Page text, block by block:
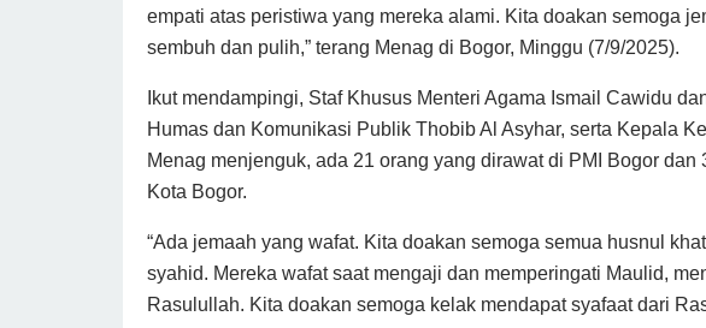
empati atas peristiwa yang mereka alami. Kita doakan semoga
sembuh dan pulih,” terang Menag di Bogor, Minggu (7/9/2025).
Ikut mendampingi, Staf Khusus Menteri Agama Ismail Cawidu
Humas dan Komunikasi Publik Thobib Al Asyhar, serta Kepala
Menag menjenguk, ada 21 orang yang dirawat di PMI Bogor
Kota Bogor.
“Ada jemaah yang wafat. Kita doakan semoga semua husnul
syahid. Mereka wafat saat mengaji dan memperingati Maulid,
Rasulullah. Kita doakan semoga kelak mendapat syafaat dari